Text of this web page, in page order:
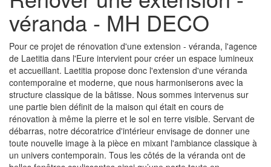
véranda - MH DECO
Pour ce projet de rénovation d'une extension - véranda, l'agence
de Laetitia dans l'Eure intervient pour créer un espace lumineux
et accueillant. Laetitia propose donc l'extension d'une véranda
contemporaine et moderne, que nous harmoniserons avec la
structure classique de la bâtisse. Nous sommes intervenus sur
une partie bien définit de la maison qui était en cours de
rénovation à même la pierre et le sol en terre visible. Servant de
débarras, notre décoratrice d'intérieur envisage de donner une
toute nouvelle image à la pièce en mixant l'ambiance classique à
un univers contemporain. Tous les côtés de la véranda ont de